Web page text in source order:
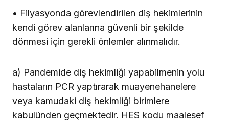
• Filyasyonda görevlendirilen diş hekimlerinin
kendi görev alanlarına güvenli bir şekilde
dönmesi için gerekli önlemler alınmalıdır.
a) Pandemide diş hekimliği yapabilmenin yolu
hastaların PCR yaptırarak muayenehanelere
veya kamudaki diş hekimliği birimlere
kabulünden geçmektedir. HES kodu maalesef